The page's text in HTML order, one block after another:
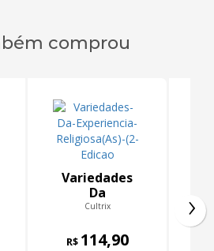
comprou
Variedades
Da
Experiencia
(2 Edicao
Cultrix
R$ 114,90
›